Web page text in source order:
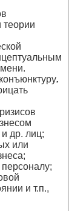
теории
.
др. лиц;
или
и т.п.,